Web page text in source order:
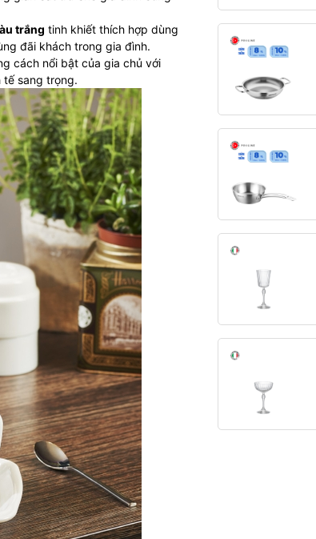
trắng tinh khiết thích hợp dùng
đãi khách trong gia đình.
cách nổi bật của gia chủ với
sang trọng.